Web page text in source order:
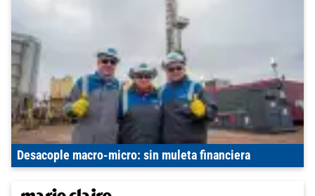
Desacople macro-micro: sin muleta financiera